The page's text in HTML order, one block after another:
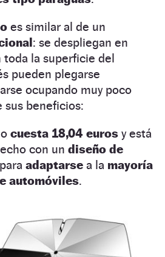
es similar al de un
: se despliegan en
toda la superficie del
pueden plegarse
ocupando muy poco
sus beneficios:
cuesta 18,04 euros y está
con un diseño de
para adaptarse a la mayoría
automóviles.